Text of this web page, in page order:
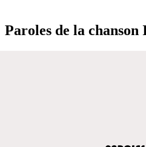
Paroles de la